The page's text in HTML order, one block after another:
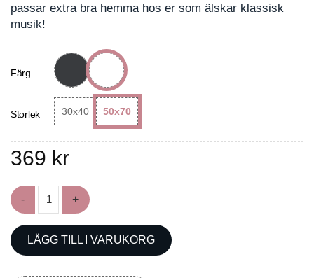
passar extra bra hemma hos er som älskar klassisk
musik!
Färg
Storlek 30x40 50x70
369 kr
LÄGG TILL I VARUKORG